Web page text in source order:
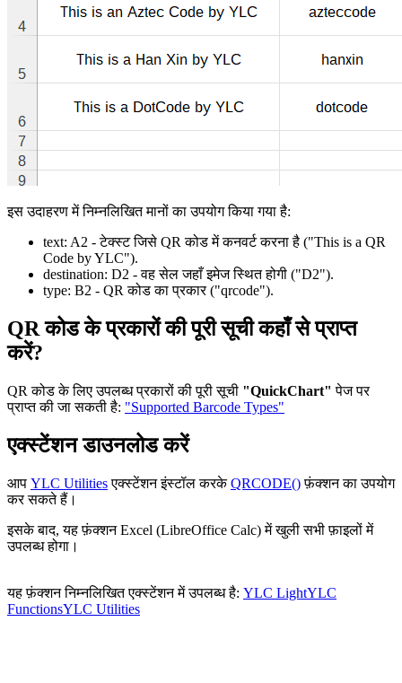
इस उदाहरण में निम्नलिखित मानों का उपयोग किया गया है:
text: A2 - टेक्स्ट जिसे QR कोड में कनवर्ट करना है ("This is a QR
Code by YLC").
destination: D2 - वह सेल जहाँ इमेज स्थित होगी ("D2").
type: B2 - QR कोड का प्रकार("qrcode").
QR कोड के प्रकारों की पूरी सूची कहाँ से प्राप्त
करें?
QR कोड के लिए उपलब्ध प्रकारों की पूरी सूची "QuickChart" पेज पर
प्राप्त की जा सकती है: "Supported Barcode Types"
एक्स्टेंशन डाउनलोड करें
आप YLC Utilitiesएक्स्टेंशन इंस्टॉल करकेQRCODE()फ़ंक्शन का उपयोग
कर सकते हैं।
इसके बाद, यह फ़ंक्शन Excel (LibreOffice Calc) में खुली सभी फ़ाइलों में
उपलब्ध होगा।
यह फ़ंक्शन निम्नलिखित एक्स्टेंशन में उपलब्ध है: YLC LightYLC
FunctionsYLC Utilities